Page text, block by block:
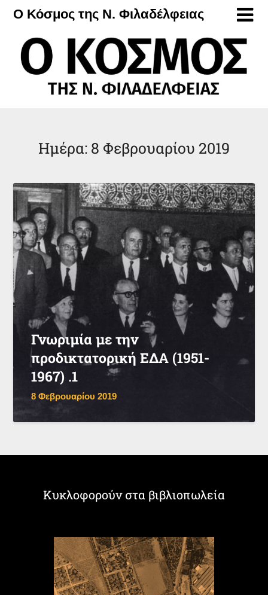
Μετάβαση
περιεχόμενο
Ο Κόσμος της Ν. Φιλαδέλφειας
Ημέρα: 8 Φεβρουαρίου 2019
Γνωριμία με την
προδικτατορική ΕΔΑ (1951-
1967) .1
8 Φεβρουαρίου 2019
Κυκλοφορούν στα βιβλιοπωλεία